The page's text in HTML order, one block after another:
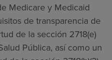
Medicare y Medicaid
de transparencia de
de la sección 2718(e)
Pública, así como un